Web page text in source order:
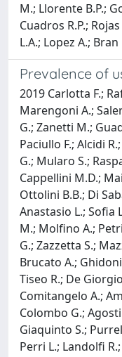
M.; Llorente B.P.;
Cuadros R.P.;
L.A.; Lopez A.;
Prevalence of
2019 Carlotta F.;
Marengoni A.;
G.; Zanetti M.;
Paciullo F.; Alcidi
G.; Mularo S.;
Cappellini M.D.;
Ottolini B.B.; Di
Anastasio L.; Sofia
M.; Molfino A.;
G.; Zazzetta S.;
Brucato A.;
Tiseo R.; De
Comitangelo A.;
Colombo G.;
Giaquinto S.;
Perri L.; Landolfi